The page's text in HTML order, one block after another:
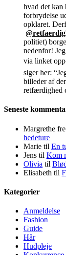
hvad det kan
forbrydelse
opklaret.
politiet)
nedenfor!
via linket
siger her:
billeder af
retfærdighed
Seneste
Margrethe
hedeture
Marie til En
Jens til Kom
Olivia til
Elisabeth til
Kategorier
Anmeldelse
Fashion
Guide
Hår
Hudpleje